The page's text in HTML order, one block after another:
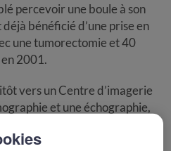
percevoir une boule à son
bénéficié d’une prise en
une tumorectomie et 40
2001.
vers un Centre d’imagerie
et une échographie,